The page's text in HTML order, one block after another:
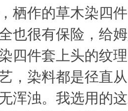
栖作的草木染四
也很有保险，给
四件套上头的纹
，染料都是径直
浑浊。我选用的